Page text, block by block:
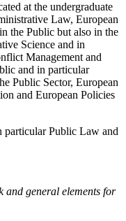
at the undergraduate
Law, European
the Public but also in the
Science and in
Management and
and in particular
Public Sector, European
and European Policies
particular Public Law and
and general elements for